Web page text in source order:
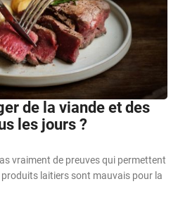
de la viande et des
les jours ?
vraiment de preuves qui permettent
produits laitiers sont mauvais pour la